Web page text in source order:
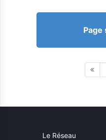
Page
Le Réseau